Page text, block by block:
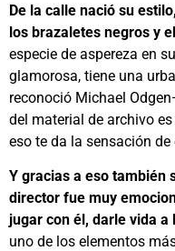
De la calle nació su
los brazaletes negros y
especie de aspereza en
glamorosa, tiene una
reconoció Michael
del material de archivo
eso te da la sensación de
Y gracias a eso también
director fue muy
jugar con él, darle vida a
uno de los elementos